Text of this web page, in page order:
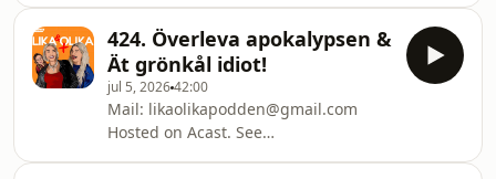
information.
424. Överleva apokalypsen &
Ät grönkål idiot!
jul 5, 202642:00
Mail: likaolikapodden@gmail.com
Hosted on Acast. See